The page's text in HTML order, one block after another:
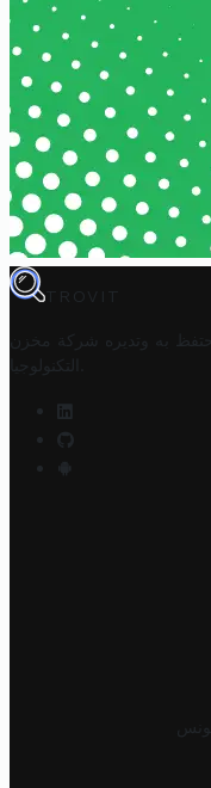
TROVIT
به وتديره
شركة مخزن
التكنولوجيا